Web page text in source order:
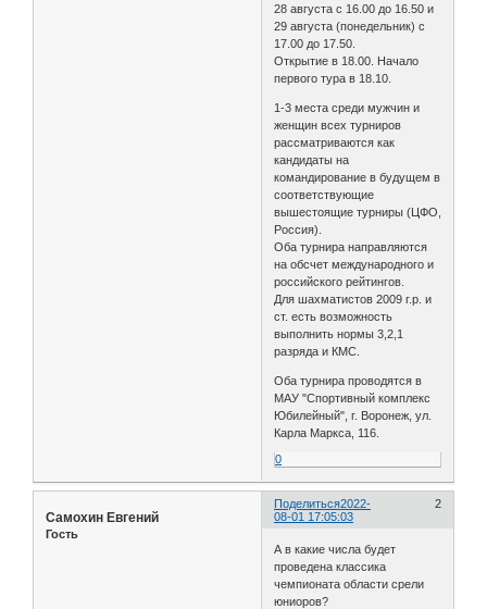
28 августа с 16.00 до 16.50 и
29 августа (понедельник) с
17.00 до 17.50.
Открытие в 18.00. Начало
первого тура в 18.10.
1-3 места среди мужчин и
женщин всех турниров
рассматриваются как
кандидаты на
командирование в будущем в
соответствующие
вышестоящие турниры (ЦФО,
Россия).
Оба турнира направляются
на обсчет международного и
российского рейтингов.
Для шахматистов 2009 г.р. и
ст. есть возможность
выполнить нормы 3,2,1
разряда и КМС.
Оба турнира проводятся в
МАУ "Спортивный комплекс
Юбилейный", г. Воронеж, ул.
Карла Маркса, 116.
0
Поделиться 2
2022-
08-01 17:05:03
Самохин Евгений
Гость
А в какие числа будет
проведена классика
чемпионата области срели
юниоров?